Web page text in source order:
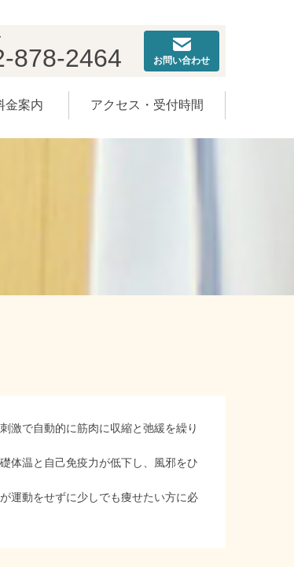
合わせ
878-2464 お問い合わせ
金案内 アクセス・受付時間
激で自動的に筋肉に収縮と弛緩を繰り
体温と自己免疫力が低下し、風邪をひ
運動をせずに少しでも痩せたい方に必